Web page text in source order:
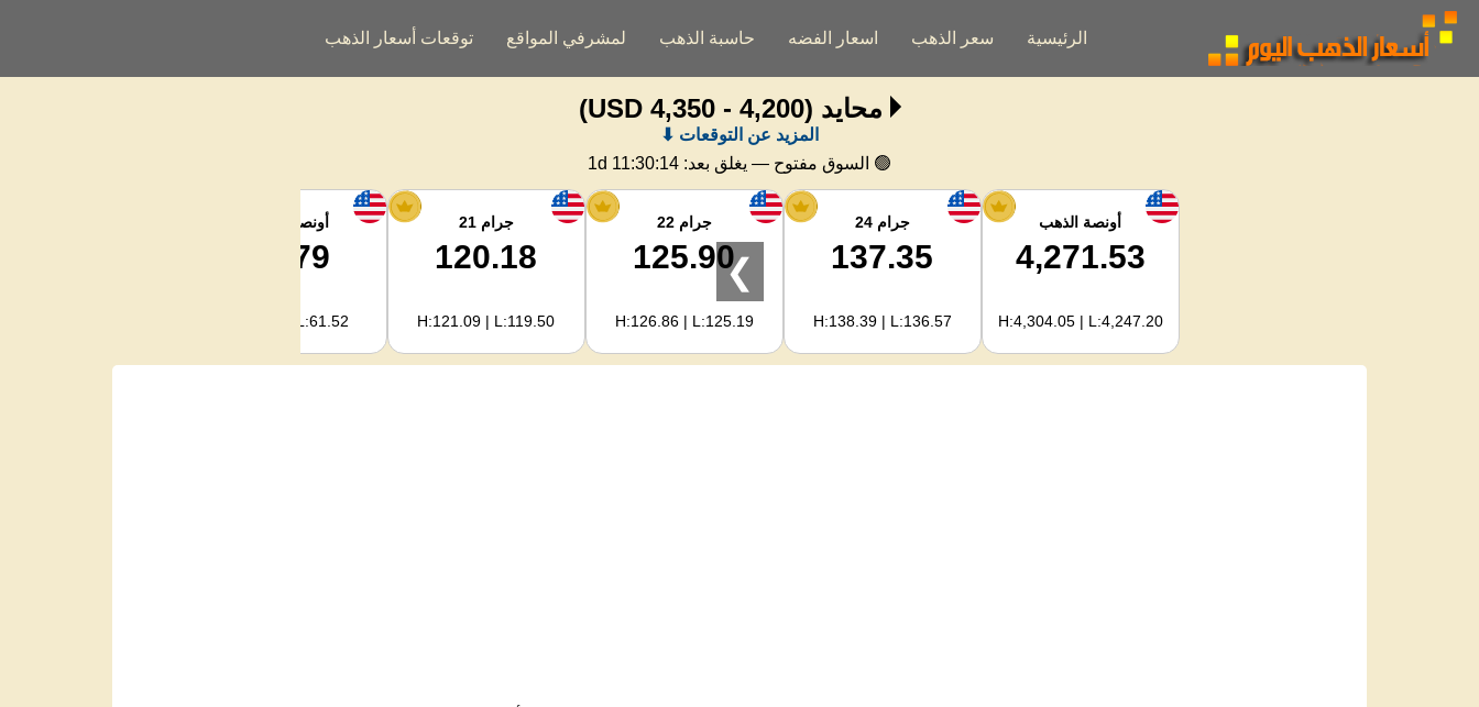
الرئيسية سعر الذهب اسعار الفضه حاسبة الذهب لمشرفي المواقع توقعات أسعار الذهب
محايد (4,200 - 4,350 USD)
المزيد عن التوقعات ⬇
🟢 السوق مفتوح — يغلق بعد: 1d 11:30:13
أونصة الذهب
4,271.53
H:4,304.05 | L:4,247.20
جرام 24
137.35
H:138.39 | L:136.57
جرام 22
125.90
H:126.86 | L:125.19
جرام 21
120.18
H:121.09 | L:119.50
أونصة الفضة
61.79
H:62.89 | L:61.52
❯